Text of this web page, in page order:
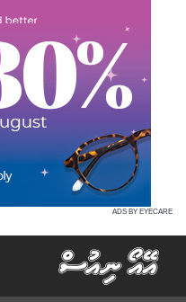
ADS BY EYECARE